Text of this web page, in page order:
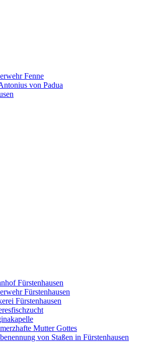
Fenne
von Padua
Fürstenhausen
Fürstenhausen
Fürstenhausen
Mutter Gottes
von Staßen in Fürstenhausen